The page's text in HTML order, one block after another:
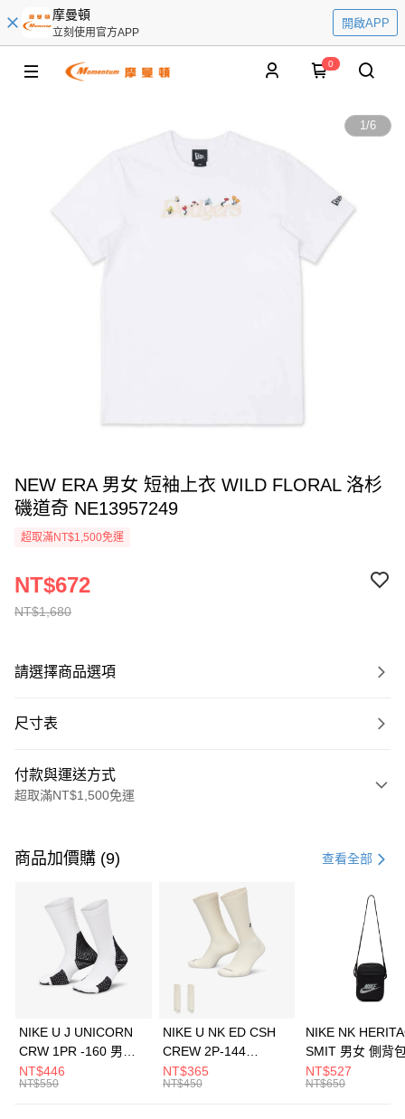
摩曼頓
立刻使用官方APP
開啟APP
0
1/6
NEW ERA 男女 短袖上衣 WILD FLORAL 洛杉
磯道奇 NE13957249
超取滿NT$1,500免運
NT$1,680
NT$672
請選擇商品選項
尺寸表
付款與運送方式
超取滿NT$1,500免運
信用卡一次付款
3 期 0 利率 每期 21家銀行
合作金庫商業銀行
第一商業銀行
華南商業銀行
彰化商業銀行
上海商業儲蓄銀行
元大商業銀行
Apple Pay
全盈+PAY
AFTEE先享後付
商品加價購 (9) 查看全部
NIKE U J UNICORN
CRW 1PR -160 男女
中統襪 FZ3393100
NT$446
NT$550
NIKE U NK ED CSH
CREW 2P-144
EMBRDY 男女 短統襪
FZ3073133
NT$365
NT$450
NIKE NK
SMIT 男女 側背
BA5871010
NT$527
NT$650